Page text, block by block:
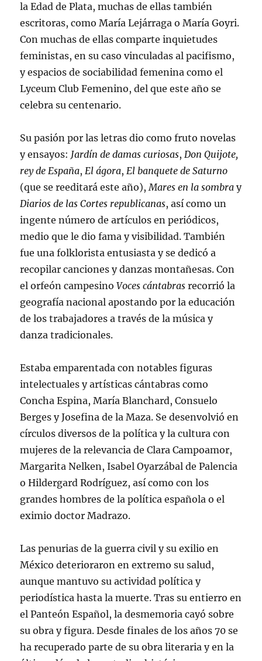
la Edad de Plata, muchas de ellas también
escritoras, como María Lejárraga o María Goyri.
Con muchas de ellas comparte inquietudes
feministas, en su caso vinculadas al pacifismo,
y espacios de sociabilidad femenina como el
Lyceum Club Femenino, del que este año se
celebra su centenario.
Su pasión por las letras dio como fruto novelas
y ensayos: Jardín de damas curiosas,Don Quijote,
rey de España,El ágora,El banquete de Saturno
(que se reeditará este año),Mares en la sombra y
Diarios de las Cortes republicanas, así como un
ingente número de artículos en periódicos,
medio que le dio fama y visibilidad. También
fue una folklorista entusiasta y se dedicó a
recopilar canciones y danzas montañesas. Con
el orfeón campesinoVoces cántabras recorrió la
geografía nacional apostando por la educación
de los trabajadores a través de la música y
danza tradicionales.
Estaba emparentada con notables figuras
intelectuales y artísticas cántabras como
Concha Espina, María Blanchard, Consuelo
Berges y Josefina de la Maza. Se desenvolvió en
círculos diversos de la política y la cultura con
mujeres de la relevancia de Clara Campoamor,
Margarita Nelken, Isabel Oyarzábal de Palencia
o Hildergard Rodríguez, así como con los
grandes hombres de la política española o el
eximio doctor Madrazo.
Las penurias de la guerra civil y su exilio en
México deterioraron en extremo su salud,
aunque mantuvo su actividad política y
periodística hasta la muerte. Tras su entierro en
el Panteón Español, la desmemoria cayó sobre
su obra y figura. Desde finales de los años 70 se
ha recuperado parte de su obra literaria y en la